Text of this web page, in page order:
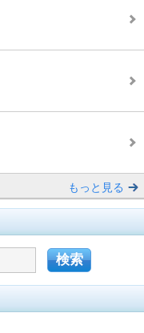
もっと見る